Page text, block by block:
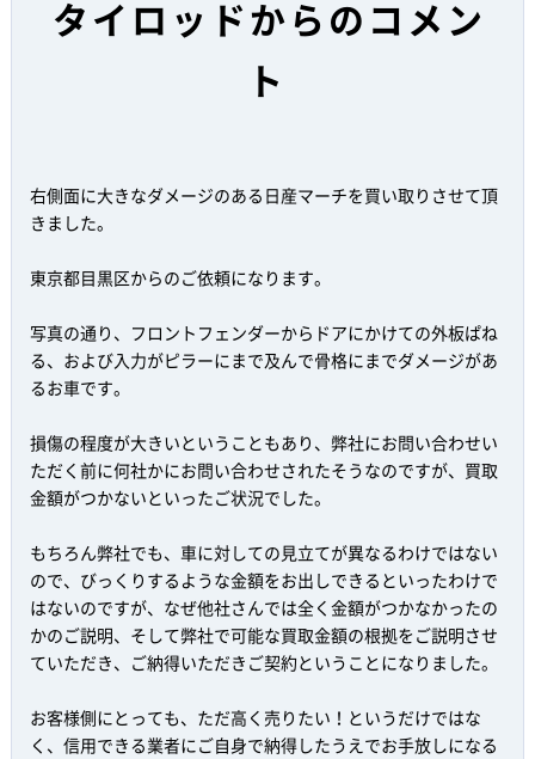
タイロッドからのコメン
ト
右側面に大きなダメージのある日産マーチを買い取りさせて頂
きました。
東京都目黒区からのご依頼になります。
写真の通り、フロントフェンダーからドアにかけての外板ぱね
る、および入力がピラーにまで及んで骨格にまでダメージがあ
るお車です。
損傷の程度が大きいということもあり、弊社にお問い合わせい
ただく前に何社かにお問い合わせされたそうなのですが、買取
金額がつかないといったご状況でした。
もちろん弊社でも、車に対しての見立てが異なるわけではない
ので、びっくりするような金額をお出しできるといったわけで
はないのですが、なぜ他社さんでは全く金額がつかなかったの
かのご説明、そして弊社で可能な買取金額の根拠をご説明させ
ていただき、ご納得いただきご契約ということになりました。
お客様側にとっても、ただ高く売りたい！というだけではな
く、信用できる業者にご自身で納得したうえでお手放しになる